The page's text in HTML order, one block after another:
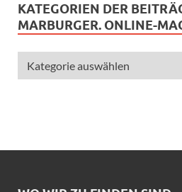
KATEGORIEN DER
MARBURGER. ONLINE-